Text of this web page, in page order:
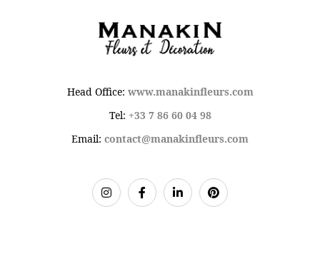
Head Office: www.manakinfleurs.com
Tel: +33 7 86 60 04 98
Email: contact@manakinfleurs.com